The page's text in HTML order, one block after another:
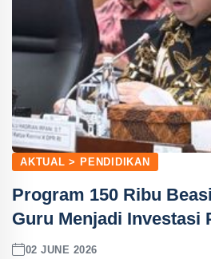
AKTUAL > PENDIDIKAN
Program 150 Ribu
Guru Menjadi Investasi
02 JUNE 2026